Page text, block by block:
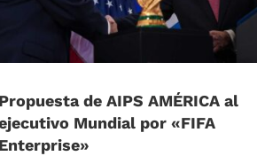
Propuesta de AIPS AMÉRICA al
Mundial por «FIFA
Enterprise»